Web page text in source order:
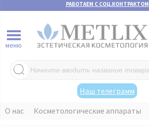
РАБОТАЕМ С СОЦ.КОНТРАКТОМ
Поиск
товаров
Наш телеграмм
меню
О нас Косметологические аппараты